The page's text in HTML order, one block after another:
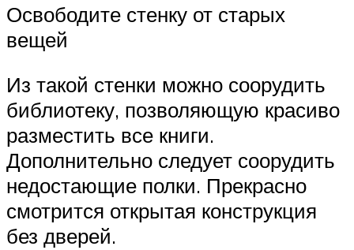
Освободите стенку от старых
вещей
Из такой стенки можно соорудить
библиотеку, позволяющую красиво
разместить все книги.
Дополнительно следует соорудить
недостающие полки. Прекрасно
смотрится открытая конструкция
без дверей.